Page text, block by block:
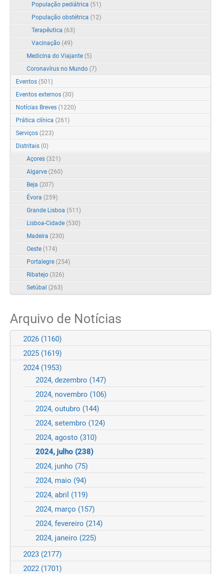
População pediátrica (51)
População obstétrica (12)
Terapêutica (63)
Vacinação (49)
Medicina do Viajante (5)
Coronavírus no Mundo (7)
Eventos (501)
Eventos externos (30)
Notícias Breves (1220)
Prática clínica (261)
Serviços (223)
Distritais (0)
Açores (321)
Algarve (260)
Beja (207)
Évora (259)
Grande Lisboa (511)
Lisboa-Cidade (530)
Madeira (230)
Oeste (174)
Portalegre (254)
Ribatejo (326)
Setúbal (263)
Arquivo de Notícias
2026 (1160)
2025 (1619)
2024 (1953)
2024, dezembro (147)
2024, novembro (106)
2024, outubro (144)
2024, setembro (124)
2024, agosto (310)
2024, julho (238)
2024, junho (75)
2024, maio (94)
2024, abril (119)
2024, março (157)
2024, fevereiro (214)
2024, janeiro (225)
2023 (2177)
2022 (1701)